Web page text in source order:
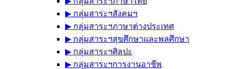
▶︎ กลุ่มสาระฯสังคมฯ
▶︎ กลุ่มสาระฯภาษาต่างประเทศ
▶︎ กลุ่มสาระฯสุขศึกษาและพลศึกษา
▶︎ กลุ่มสาระฯศิลปะ
▶︎ กลุ่มสาระฯการงานอาชีพ